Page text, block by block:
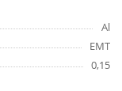
Al
EMT
0,15